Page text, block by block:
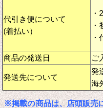
代引き便について
(着払い）
商品の発送日 ご
発送先について
発
海
※掲載の商品は、店頭販売